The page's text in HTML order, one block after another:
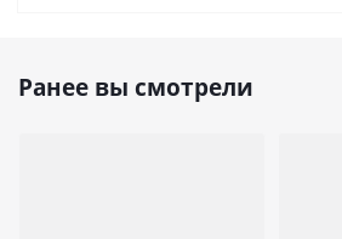
Ранее вы смотрели